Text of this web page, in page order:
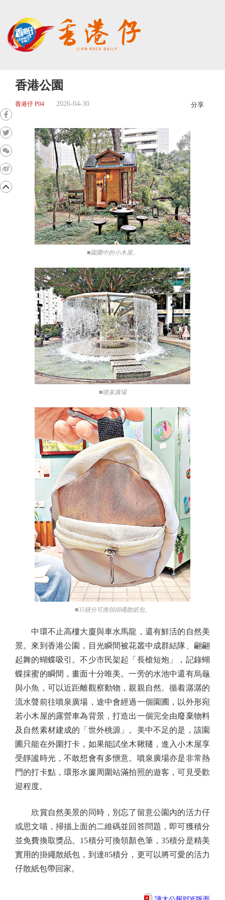
香港公園
香港仔 P04 2026-04-30 分享
■園圃中的小木屋。
■噴泉廣場
■35積分可換領掛繩散紙包。
中環不止高樓大廈與車水馬龍，還有鮮活的自然美
景。來到香港公園，目光瞬間被花叢中成群結隊、翩翩
起舞的蝴蝶吸引。不少市民架起「長槍短炮」，記錄蝴
蝶採蜜的瞬間，畫面十分唯美。一旁的水池中還有烏龜
與小魚，可以近距離觀察動物，親親自然。循着潺潺的
流水聲前往噴泉廣場，途中會經過一個園圃，以外形宛
若小木屋的露營車為背景，打造出一個完全由廢棄物料
及自然素材建成的「世外桃源」。美中不足的是，該園
圃只能在外圍打卡，如果能試坐木鞦韆，進入小木屋享
受靜謐時光，不敢想會有多愜意。噴泉廣場亦是非常熱
門的打卡點，環形水簾周圍站滿拍照的遊客，可見受歡
迎程度。
欣賞自然美景的同時，別忘了留意公園內的活力仔
或思文喵，掃描上面的二維碼並回答問題，即可獲積分
並免費換取獎品。15積分可換領顏色筆，35積分是精美
實用的掛繩散紙包，到達85積分，更可以將可愛的活力
仔散紙包帶回家。